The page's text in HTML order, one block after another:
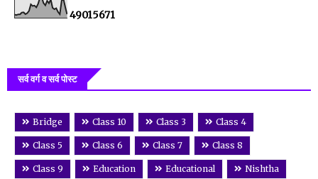
49015671
सर्व वर्ग व सर्व पोस्ट
Bridge Class 10 Class 3 Class 4
Class 5 Class 6 Class 7 Class 8
Class 9 Education Educational Nishtha